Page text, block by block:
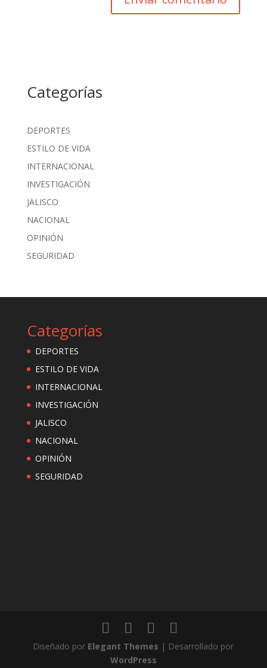
Categorías
DEPORTES
ESTILO DE VIDA
INTERNACIONAL
INVESTIGACIÓN
JALISCO
NACIONAL
OPINIÓN
SEGURIDAD
Categorías
DEPORTES
ESTILO DE VIDA
INTERNACIONAL
INVESTIGACIÓN
JALISCO
NACIONAL
OPINIÓN
SEGURIDAD
Diseñado por Elegant Themes | Desarrollado por
WordPress